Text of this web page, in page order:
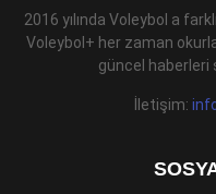
2016 yılında Voleybol a
Voleybol+ her zaman
güncel haberleri
İletişim: